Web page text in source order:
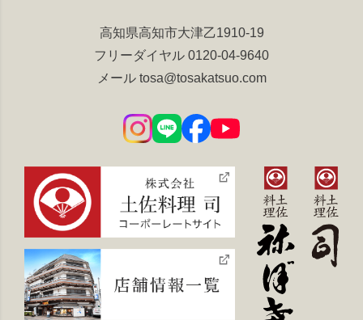
高知県高知市大津乙1910-19
フリーダイヤル 0120-04-9640
メール tosa@tosakatsuo.com